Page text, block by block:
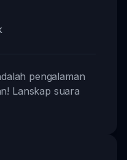
pengalaman
Lanskap suara